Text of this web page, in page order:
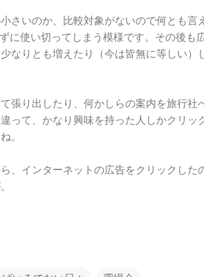
さいのか、比較対象がないので何とも言
に使い切ってしまう模様です。その後も
なりとも増えたり（今は皆無に等しい）
張り出したり、何かしらの案内を旅行社
って、かなり興味を持った人しかクリッ
。
、インターネットの広告をクリックした